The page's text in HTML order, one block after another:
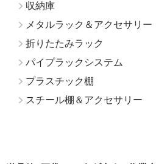
収納庫
メタルラック＆アクセサリー
折りたたみラック
パイプラックシステム
プラスチック棚
スチール棚＆アクセサリー